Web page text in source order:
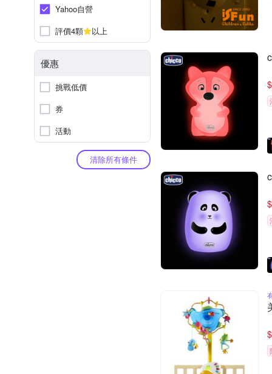
Yahoo自營
評價4顆
以上
優惠
挑戰低價
券
活動
清除所有條件
$
$
$